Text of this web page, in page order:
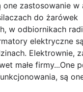
one zastosowanie w
do żarówek
w odbiornikach
elektryczne
Elektrownie,
małe firmy...One
są